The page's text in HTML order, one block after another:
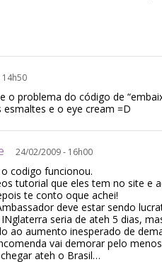
o problema do código de
esmaltes e o eye cream =D
24/02/2009 - 16h00
codigo funcionou.
tutorial que eles tem no site e
te conto oque achei!
deve estar sendo
seria de ateh 5 dias,
ao aumento inesperado de
vai demorar pelo
ateh o Brasil…